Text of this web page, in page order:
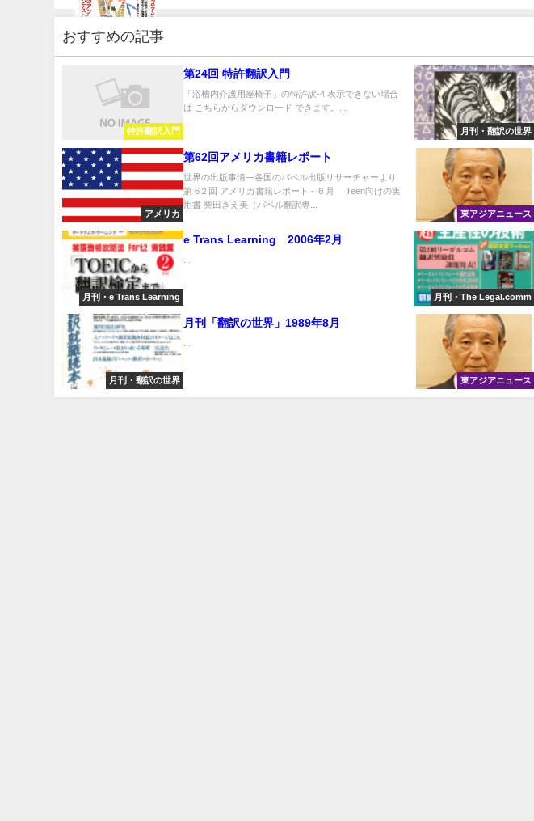
おすすめの記事
特許翻訳入門
第24回 特許翻訳入門
「浴槽内介護用座椅子」の特許訳-4 表示できない場合
は こちらからダウンロード できます。...
月刊・翻訳の世界
アメリカ
第62回アメリカ書籍レポート
世界の出版事情―各国のバベル出版リサーチャーより
第 6２回 アメリカ書籍レポート - ６月 Teen向けの実
用書 柴田きえ美（バベル翻訳専...
東アジアニュース
月刊・e Trans Learning
e Trans Learning 2006年2月
...
月刊・The Legal.comm
月刊・翻訳の世界
月刊「翻訳の世界」1989年8月
東アジアニュース